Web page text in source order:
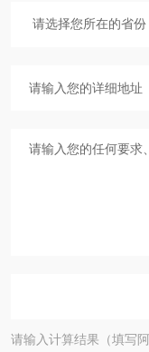
请输入计算结果（填写